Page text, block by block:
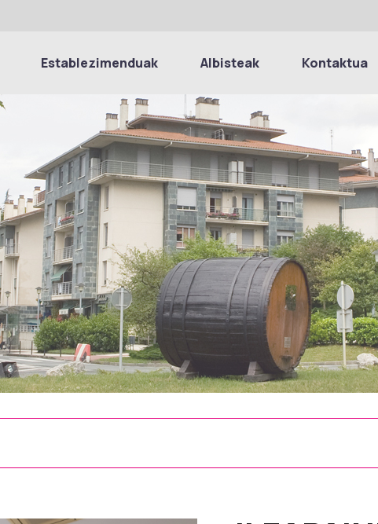
Establezimenduak Albisteak Kontaktua